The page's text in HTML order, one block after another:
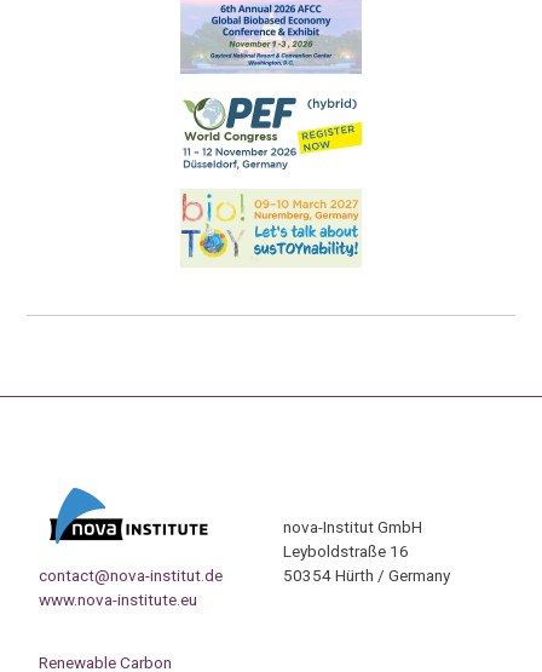
contact@nova-institut.de
www.nova-institute.eu
nova-Institut GmbH
Leyboldstraße 16
50354 Hürth / Germany
Renewable Carbon